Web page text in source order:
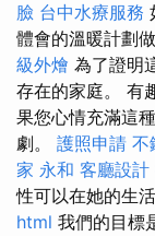
臉 台中水療服務
體會的溫暖計劃
級外燴 為了證明
存在的家庭。 有
果您心情充滿這
劇。 護照申請 不
家 永和 客廳設計
性可以在她的生
html 我們的目標